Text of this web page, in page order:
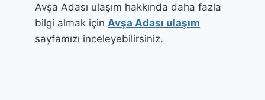
Avşa Adası ulaşım hakkında daha fazla
bilgi almak içinAvşa Adası ulaşım
sayfamızı inceleyebilirsiniz.